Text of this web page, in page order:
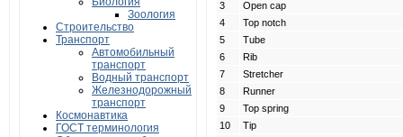
Зоология
Строительство
Транспорт
Автомобильный
транспорт
Водный транспорт
Железнодорожный
транспорт
Космонавтика
ГОСТ терминология
3
Open cap
4
Top notch
5
Tube
6
Rib
7
Stretcher
8
Runner
9
Top spring
10
Tip